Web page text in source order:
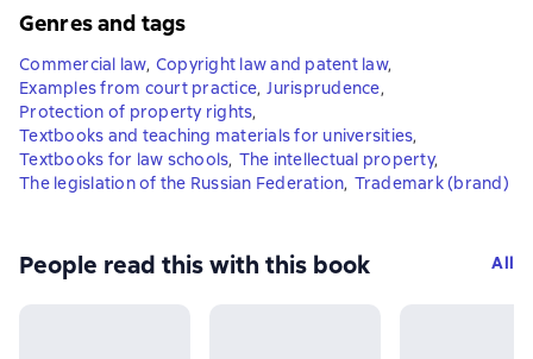
Genres and tags
Commercial law, Copyright law and patent law,
Examples from court practice, Jurisprudence,
Protection of property rights,
Textbooks and teaching materials for universities,
Textbooks for law schools, The intellectual property,
The legislation of the Russian Federation, Trademark (brand)
People read this with this book All